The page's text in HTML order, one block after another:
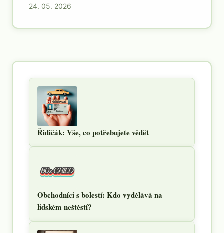
24. 05. 2026
Řidičák: Vše, co potřebujete vědět
Obchodníci s bolestí: Kdo vydělává na
lidském neštěstí?